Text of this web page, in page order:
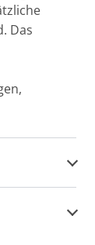
Das